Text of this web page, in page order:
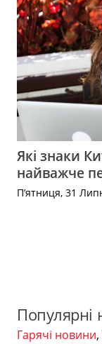
Які знаки
найважче
П’ятниця, 31
Популярні
Гарячі новини,